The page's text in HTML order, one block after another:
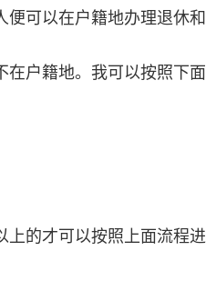
可以在户籍地办理退休和
在户籍地。我可以按照下面
上的才可以按照上面流程进